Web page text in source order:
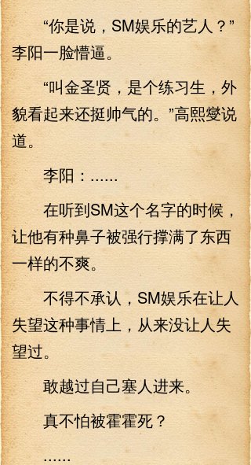
“你是说，SM娱乐的艺人？”
李阳一脸懵逼。
“叫金圣贤，是个练习生，外
貌看起来还挺帅气的。”高熙燮说
道。
李阳：......
在听到SM这个名字的时候，
让他有种鼻子被强行撑满了东西
一样的不爽。
不得不承认，SM娱乐在让人
失望这种事情上，从来没让人失
望过。
敢越过自己塞人进来。
真不怕被霍霍死？
......